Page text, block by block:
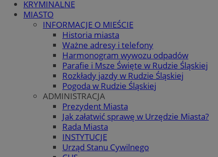
KRYMINALNE
MIASTO
INFORMACJE O MIEŚCIE
Historia miasta
Ważne adresy i telefony
Harmonogram wywozu odpadów
Parafie i Msze Święte w Rudzie Śląskiej
Rozkłady jazdy w Rudzie Śląskiej
Pogoda w Rudzie Śląskiej
ADMINISTRACJA
Prezydent Miasta
Jak załatwić sprawę w Urzędzie Miasta?
Rada Miasta
INSTYTUCJE
Urząd Stanu Cywilnego